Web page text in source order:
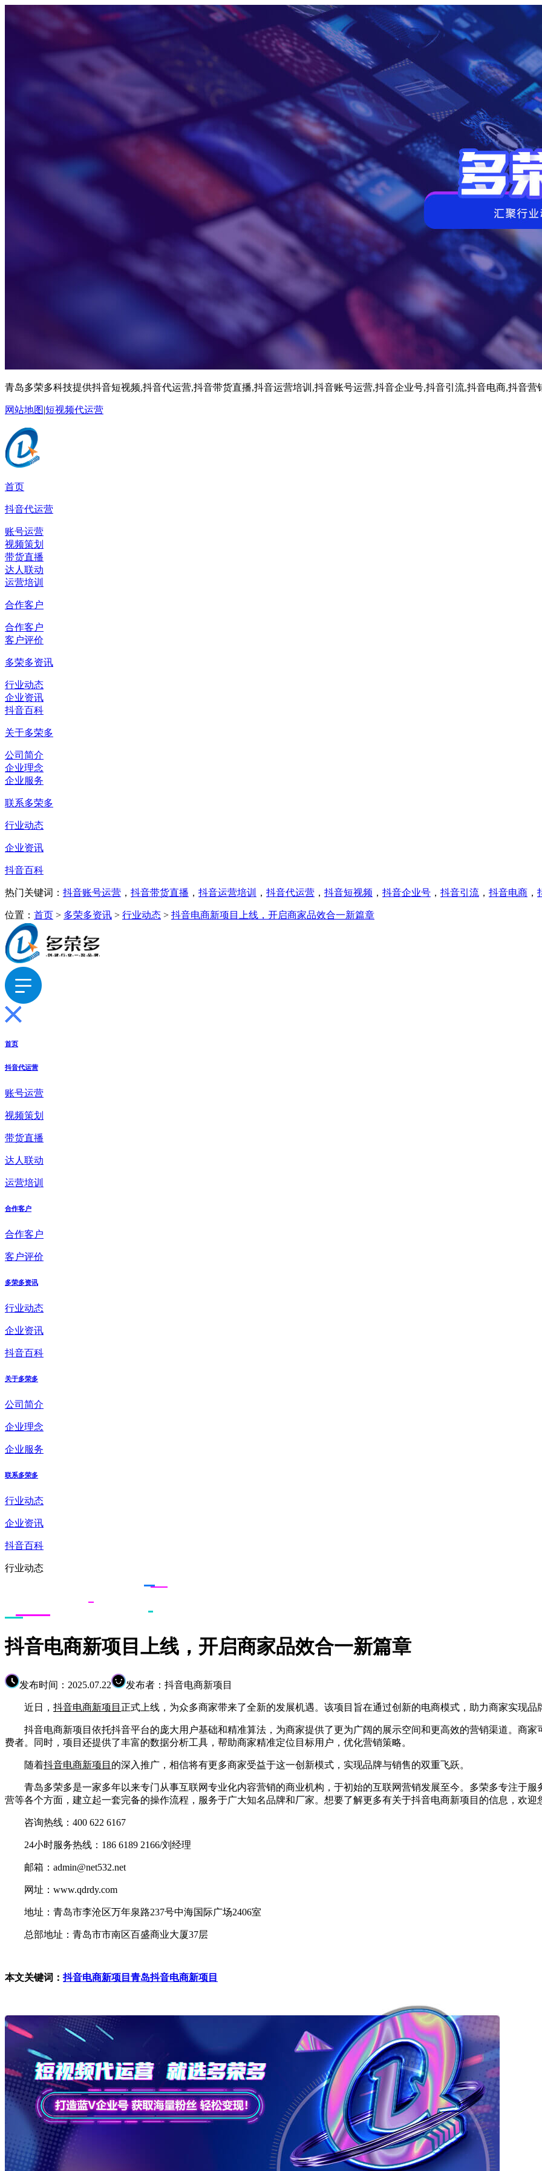
青岛多荣多科技提供抖音短视频,抖音代运营,抖音带货直播,抖音运营培训,抖音账号运营,抖音企业号,抖音引流,抖音电商,抖音营
网站地图|短视频代运营
首页
抖音代运营
账号运营
视频策划
带货直播
达人联动
运营培训
合作客户
合作客户
客户评价
多荣多资讯
行业动态
企业资讯
抖音百科
关于多荣多
公司简介
企业理念
企业服务
联系多荣多
行业动态
企业资讯
抖音百科
热门关键词： 抖音账号运营 ， 抖音带货直播 ， 抖音运营培训 ， 抖音代运营 ， 抖音短视频 ， 抖音企业号 ， 抖音引流 ， 抖音电商 ，
位置： 首页 > 多荣多资讯 > 行业动态 > 抖音电商新项目上线，开启商家品效合一新篇章
首页
抖音代运营
账号运营
视频策划
带货直播
达人联动
运营培训
合作客户
合作客户
客户评价
多荣多资讯
行业动态
企业资讯
抖音百科
关于多荣多
公司简介
企业理念
企业服务
联系多荣多
行业动态
企业资讯
抖音百科
行业动态
抖音电商新项目上线，开启商家品效合一新篇章
发布时间：2025.07.22 发布者：抖音电商新项目
近日， 抖音电商新项目 正式上线，为众多商家带来了全新的发展机遇。该项目旨在通过创新的电商模式，助力商家实现品
抖音电商新项目依托抖音平台的庞大用户基础和精准算法，为商家提供了更为广阔的展示空间和更高效的营销渠道。商家
费者。同时，项目还提供了丰富的数据分析工具，帮助商家精准定位目标用户，优化营销策略。
随着抖音电商新项目 的深入推广，相信将有更多商家受益于这一创新模式，实现品牌与销售的双重飞跃。
青岛多荣多是一家多年以来专门从事互联网专业化内容营销的商业机构，于初始的互联网营销发展至今。多荣多专注于服
营等各个方面，建立起一套完备的操作流程，服务于广大知名品牌和厂家。想要了解更多有关于抖音电商新项目的信息，欢迎
咨询热线：400 622 6167
24小时服务热线：186 6189 2166/刘经理
邮箱：admin@net532.net
网址：www.qdrdy.com
地址：青岛市李沧区万年泉路237号中海国际广场2406室
总部地址：青岛市市南区百盛商业大厦37层
本文关键词：抖音电商新项目 青岛抖音电商新项目